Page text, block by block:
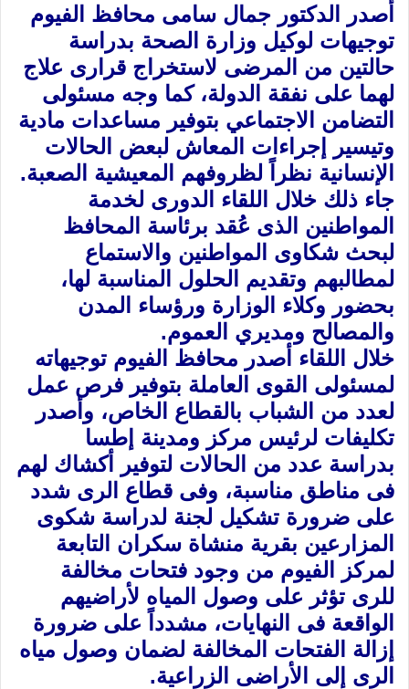
أصدر الدكتور جمال سامى محافظ الفيوم
توجيهات لوكيل وزارة الصحة بدراسة
حالتين من المرضى لاستخراج قرارى علاج
لهما على نفقة الدولة، كما وجه مسئولى
التضامن الاجتماعي بتوفير مساعدات مادية
وتيسير إجراءات المعاش لبعض الحالات
الإنسانية نظراً لظروفهم المعيشية الصعبة.
جاء ذلك خلال اللقاء الدورى لخدمة
المواطنين الذى عُقد برئاسة المحافظ
لبحث شكاوى المواطنين والاستماع
لمطالبهم وتقديم الحلول المناسبة لها،
بحضور وكلاء الوزارة ورؤساء المدن
والمصالح ومديري العموم.
خلال اللقاء أصدر محافظ الفيوم توجيهاته
لمسئولى القوى العاملة بتوفير فرص عمل
لعدد من الشباب بالقطاع الخاص، وأصدر
تكليفات لرئيس مركز ومدينة إطسا
بدراسة عدد من الحالات لتوفير أكشاك لهم
فى مناطق مناسبة، وفى قطاع الرى شدد
على ضرورة تشكيل لجنة لدراسة شكوى
المزارعين بقرية منشاة سكران التابعة
لمركز الفيوم من وجود فتحات مخالفة
للرى تؤثر على وصول المياه لأراضيهم
الواقعة فى النهايات، مشدداً على ضرورة
إزالة الفتحات المخالفة لضمان وصول مياه
الرى إلى الأراضى الزراعية.